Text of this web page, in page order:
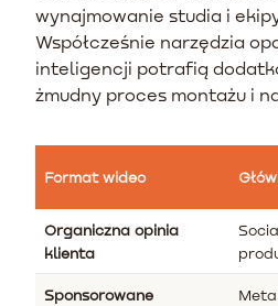
wynajmowanie studia i
Współcześnie narzędzia
inteligencji potrafią
żmudny proces montażu i
Format wideo
Organiczna opinia
klienta
Sponsorowane